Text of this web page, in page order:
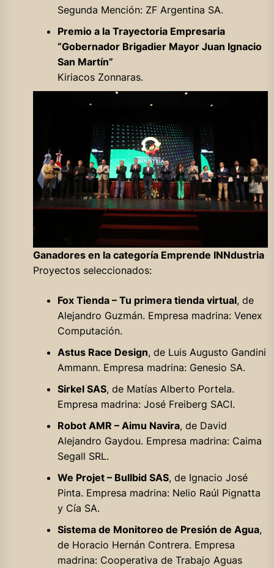
Segunda Mención: ZF Argentina SA.
Premio a la Trayectoria Empresaria
“Gobernador Brigadier Mayor Juan Ignacio
San Martín”
Kiriacos Zonnaras.
Ganadores en la categoría Emprende INNdustria
Proyectos seleccionados:
Fox Tienda – Tu primera tienda virtual, de
Alejandro Guzmán. Empresa madrina: Venex
Computación.
Astus Race Design, de Luis Augusto Gandini
Ammann. Empresa madrina: Genesio SA.
Sirkel SAS, de Matías Alberto Portela.
Empresa madrina: José Freiberg SACI.
Robot AMR – Aimu Navira, de David
Alejandro Gaydou. Empresa madrina: Caima
Segall SRL.
We Projet – Bullbid SAS, de Ignacio José
Pinta. Empresa madrina: Nelio Raúl Pignatta
y Cía SA.
Sistema de Monitoreo de Presión de Agua,
de Horacio Hernán Contrera. Empresa
madrina: Cooperativa de Trabajo Aguas